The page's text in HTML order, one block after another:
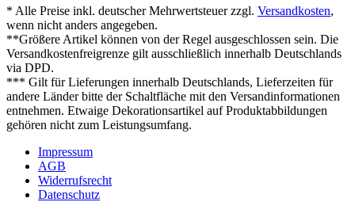
* Alle Preise inkl. deutscher Mehrwertsteuer zzgl. Versandkosten,
wenn nicht anders angegeben.
**Größere Artikel können von der Regel ausgeschlossen sein. Die
Versandkostenfreigrenze gilt ausschließlich innerhalb Deutschlands
via DPD.
*** Gilt für Lieferungen innerhalb Deutschlands, Lieferzeiten für
andere Länder bitte der Schaltfläche mit den Versandinformationen
entnehmen. Etwaige Dekorationsartikel auf Produktabbildungen
gehören nicht zum Leistungsumfang.
Impressum
AGB
Widerrufsrecht
Datenschutz